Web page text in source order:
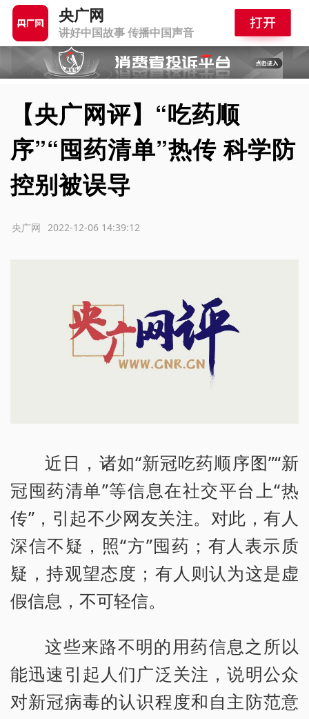
央广网
讲好中国故事 传播中国声音
【央广网评】“吃药顺
序”“囤药清单”热传 科学防
控别被误导
2022-12-06 14:39:12
央广网
近日，诸如“新冠吃药顺序图”“新
冠囤药清单”等信息在社交平台上“热
传”，引起不少网友关注。对此，有人
深信不疑，照“方”囤药；有人表示质
疑，持观望态度；有人则认为这是虚
假信息，不可轻信。
这些来路不明的用药信息之所以
能迅速引起人们广泛关注，说明公众
对新冠病毒的认识程度和自主防范意